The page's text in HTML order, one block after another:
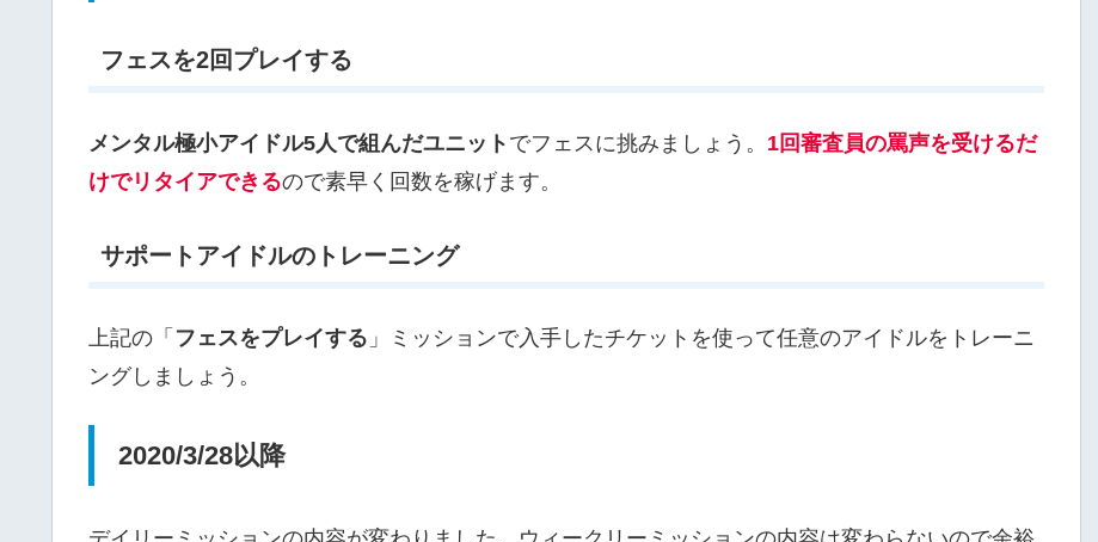
フェスを2回プレイする
メンタル極小アイドル5人で組んだユニット でフェスに挑みましょう。 1回審査員の罵声を受けるだ
けでリタイアできるので素早く回数を稼げます。
サポートアイドルのトレーニング
上記の「 フェスをプレイする 」ミッションで入手したチケットを使って任意のアイドルをトレーニ
ングしましょう。
2020/3/28以降